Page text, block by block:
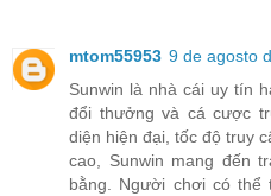
mtom55953 9 de agosto
Sunwin là nhà cái uy tín
đổi thưởng và cá cược
diện hiện đại, tốc độ truy
cao, Sunwin mang đến
bằng. Người chơi có thể